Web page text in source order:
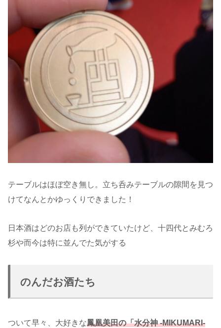
テーブルはほぼ空き無し。立ち呑みテーブルの隙間を見つ
けてなんとかゆっくりできました！
日本酒はどのお店も列ができていたけど、十四代とみむろ
杉や而今は特に並んでた気がする
のんだお酒たち
ついて早々、大好きな鳳凰美田の「水分神 -MIKUMARI-